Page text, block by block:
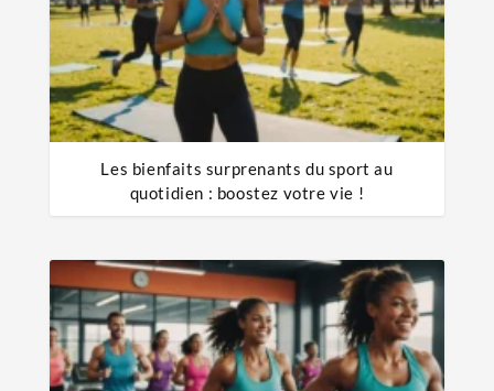
Les bienfaits surprenants du sport au
quotidien : boostez votre vie !